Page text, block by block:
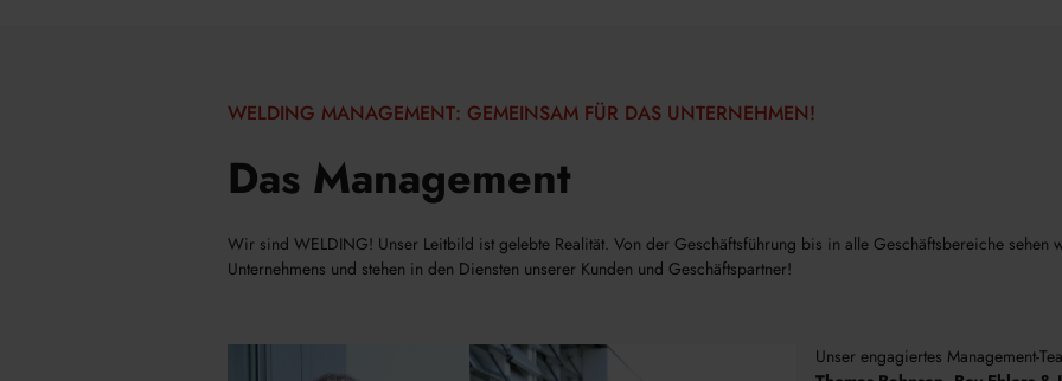
WELDING MANAGEMENT: GEMEINSAM FÜR DAS UNTERNEHMEN!
Das Management
Wir sind WELDING! Unser Leitbild ist gelebte Realität. Von der Geschäftsführung bis in alle Geschäftsbereiche sehen
Unternehmens und stehen in den Diensten unserer Kunden und Geschäftspartner!
Unser engagiertes Management-